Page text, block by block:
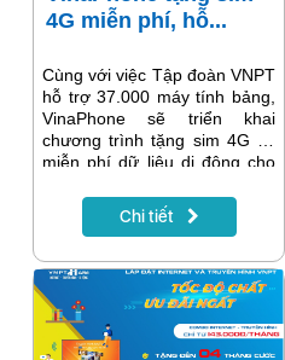
4G miễn phí, hỗ...
Cùng với việc Tập đoàn VNPT
hỗ trợ 37.000 máy tính bảng,
VinaPhone sẽ triển khai
chương trình tặng sim 4G và
miễn phí dữ liệu di động cho
nước trong chương trình
“Sóng và máy tính cho em” do
Chi tiết